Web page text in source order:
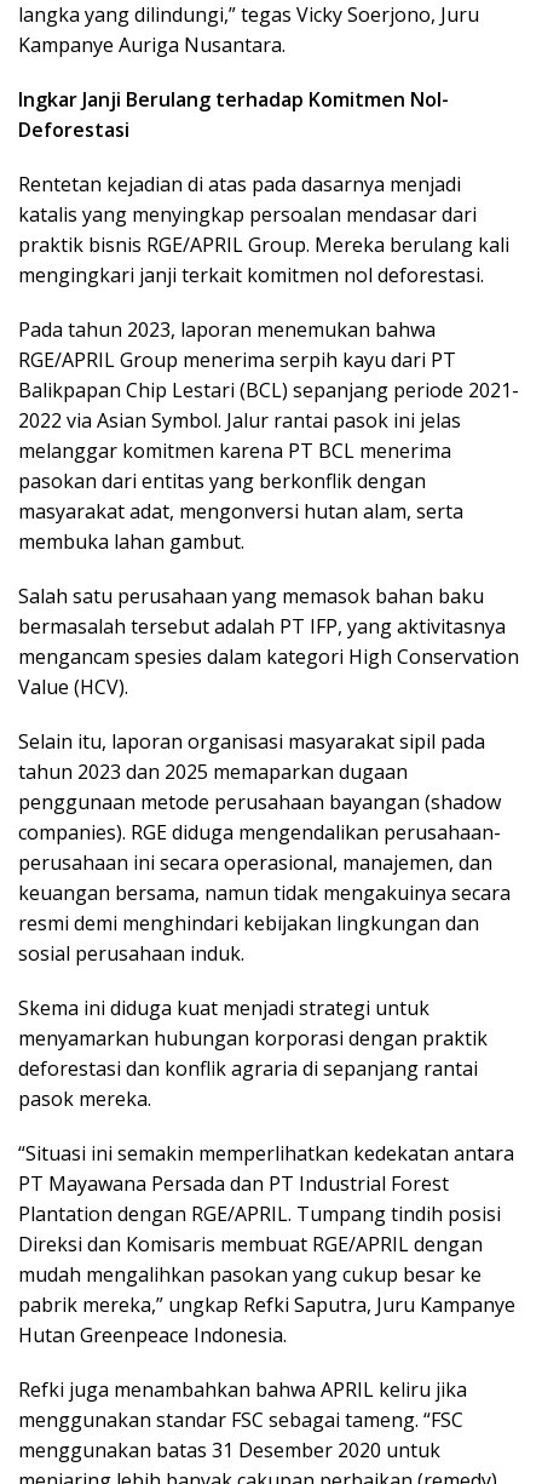
langka yang dilindungi,” tegas Vicky Soerjono, Juru
Kampanye Auriga Nusantara.
Ingkar Janji Berulang terhadap Komitmen Nol-
Deforestasi
Rentetan kejadian di atas pada dasarnya menjadi
katalis yang menyingkap persoalan mendasar dari
praktik bisnis RGE/APRIL Group. Mereka berulang kali
mengingkari janji terkait komitmen nol deforestasi.
Pada tahun 2023, laporan menemukan bahwa
RGE/APRIL Group menerima serpih kayu dari PT
Balikpapan Chip Lestari (BCL) sepanjang periode 2021-
2022 via Asian Symbol. Jalur rantai pasok ini jelas
melanggar komitmen karena PT BCL menerima
pasokan dari entitas yang berkonflik dengan
masyarakat adat, mengonversi hutan alam, serta
membuka lahan gambut.
Salah satu perusahaan yang memasok bahan baku
bermasalah tersebut adalah PT IFP, yang aktivitasnya
mengancam spesies dalam kategori High Conservation
Value (HCV).
Selain itu, laporan organisasi masyarakat sipil pada
tahun 2023 dan 2025 memaparkan dugaan
penggunaan metode perusahaan bayangan (shadow
companies). RGE diduga mengendalikan perusahaan-
perusahaan ini secara operasional, manajemen, dan
keuangan bersama, namun tidak mengakuinya secara
resmi demi menghindari kebijakan lingkungan dan
sosial perusahaan induk.
Skema ini diduga kuat menjadi strategi untuk
menyamarkan hubungan korporasi dengan praktik
deforestasi dan konflik agraria di sepanjang rantai
pasok mereka.
“Situasi ini semakin memperlihatkan kedekatan antara
PT Mayawana Persada dan PT Industrial Forest
Plantation dengan RGE/APRIL. Tumpang tindih posisi
Direksi dan Komisaris membuat RGE/APRIL dengan
mudah mengalihkan pasokan yang cukup besar ke
pabrik mereka,” ungkap Refki Saputra, Juru Kampanye
Hutan Greenpeace Indonesia.
Refki juga menambahkan bahwa APRIL keliru jika
menggunakan standar FSC sebagai tameng. “FSC
menggunakan batas 31 Desember 2020 untuk